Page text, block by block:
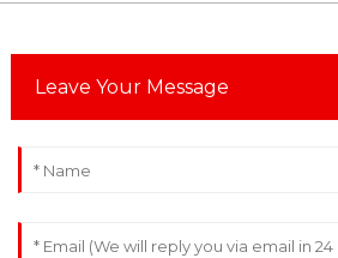
Leave Your Message